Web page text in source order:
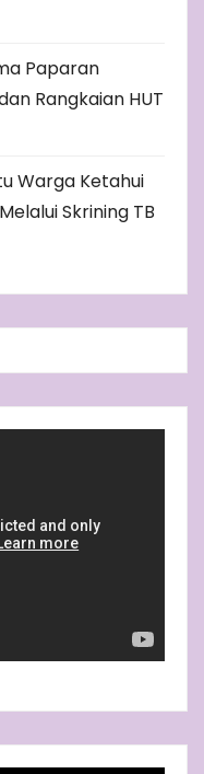
Paparan
Rangkaian HUT
Warga Ketahui
Skrining TB